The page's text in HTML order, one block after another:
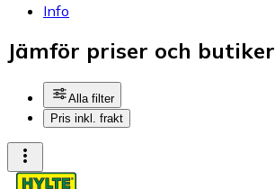
Info
Jämför priser och butiker
Alla filter
Pris inkl. frakt